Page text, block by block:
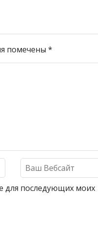
помечены *
для последующих моих